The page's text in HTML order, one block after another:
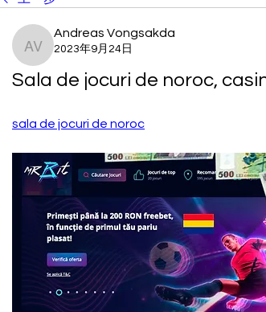
Andreas Vongsakda
Andreas Vongsakda
2023年9月24日
Sala de jocuri de noroc,
sala de jocuri de noroc